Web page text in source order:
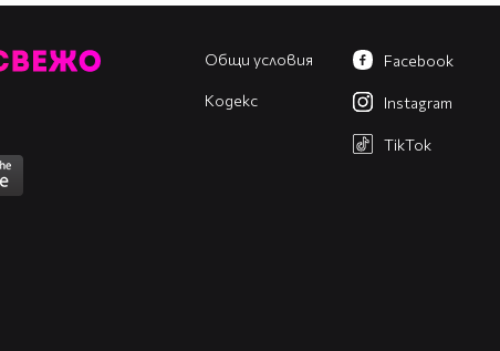
Общи условия
Кодекс
Facebook
Instagram
TikTok